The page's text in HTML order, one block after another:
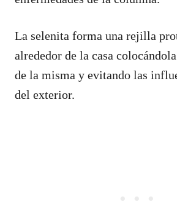
La selenita forma una rejilla
alrededor de la casa
de la misma y evitando las
del exterior.